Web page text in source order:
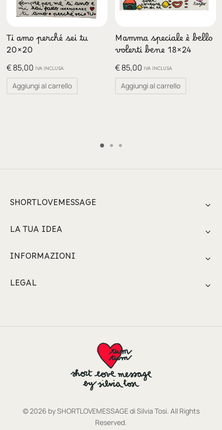
Ti amo perché sei tu
20×20
€85,00 IVA INCLUSA
Aggiungi al carrello
Mamma speciale è bello
volerti bene 18×24
€85,00 IVA INCLUSA
Aggiungi al carrello
SHORTLOVEMESSAGE
LA TUA IDEA
INFORMAZIONI
LEGAL
© 2026 by SHORTLOVEMESSAGE di Silvia Tosi. All Rights
Reserved.